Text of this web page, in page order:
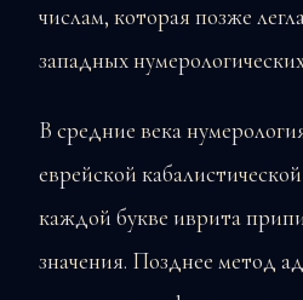
числам, которая позже
западных
В средние века
еврейской
каждой букве иврита
значения. Позднее метод